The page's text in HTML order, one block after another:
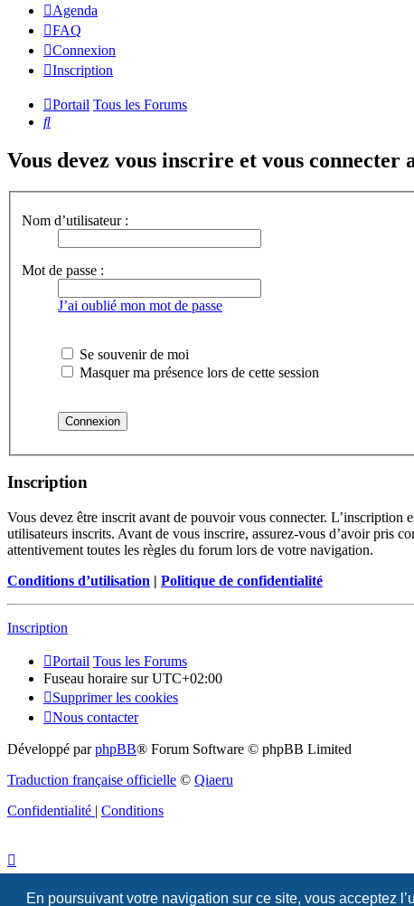
En poursuivant votre navigation sur ce site, vous acceptez
Agenda
FAQ
Connexion
Inscription
Portail Tous les Forums
Rechercher
Vous devez vous inscrire et vous
Nom d’utilisateur :
Mot de passe :
J’ai oublié mon mot de passe
Se souvenir de moi
Masquer ma présence lors de cette session
Inscription
Vous devez être inscrit avant de pouvoir vous connecter. L’inscription
utilisateurs inscrits. Avant de vous inscrire, assurez-vous d’avoir pris
attentivement toutes les règles du forum lors de votre navigation.
Conditions d’utilisation | Politique de confidentialité
Inscription
Portail Tous les Forums
Fuseau horaire surUTC+02:00
Supprimer les cookies
Nous contacter
Développé parphpBB® Forum Software © phpBB Limited
Traduction française officielle © Qiaeru
Confidentialité | Conditions